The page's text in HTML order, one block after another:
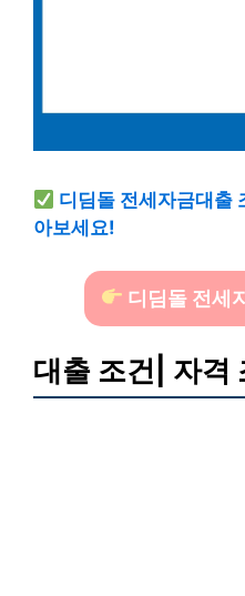
디딤돌 전세자금대출
아보세요!
디딤돌 전세
대출 조건| 자격